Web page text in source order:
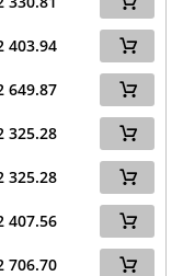
403.94
649.87
325.28
325.28
407.56
706.70